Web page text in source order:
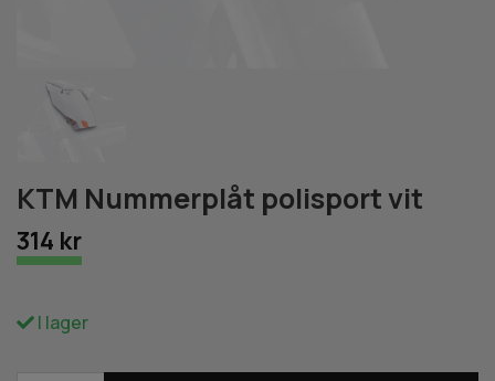
KTM Nummerplåt polisport vit
314 kr
I lager